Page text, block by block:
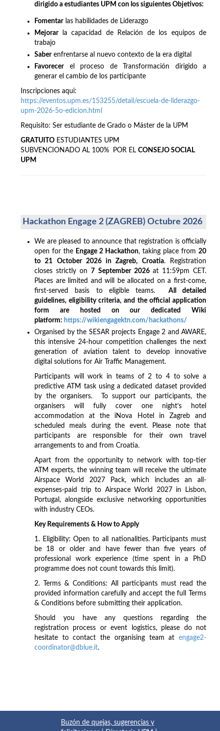
dirigido a estudiantes UPM con los siguientes Objetivos:
Fomentarlas habilidades de Liderazgo
Mejorar
la capacidad de Relación de los equipos de
trabajo
Saberenfrentarse al nuevo contexto de la era digital
Favorecerel proceso de Transformación dirigido a
generar el cambio de los participante
Inscripciones aqui:
https://eventos.upm.es/153255/detail/escuela-de-liderazgo-
upm-2026-5o-edicion.html
Requisito: Ser estudiante de Grado o Máster de la UPM
GRATUITO ESTUDIANTES UPM
SUBVENCIONADO AL 100% POR EL CONSEJO SOCIAL
UPM
Hackathon Engage 2 (ZAGREB) Octubre 2026
We are pleased to announce that registration is officially
open for the Engage 2 Hackathon, taking place from 20
to 21 October 2026 in Zagreb, Croatia. Registration
closes strictly on7 September 2026 at 11:59pm CET.
Places are limited and will be allocated on a first-come,
first-served basis to eligible teams. All detailed
guidelines, eligibility criteria, and the official application
form are hosted on our dedicated Wiki
platform: https://wikiengagektn.com/hackathons/
Organised by the SESAR projects Engage 2 and AWARE,
this intensive 24-hour competition challenges the next
generation of aviation talent to develop innovative
digital solutions for Air Traffic Management.
Participants will work in teams of 2 to 4 to solve a
predictive ATM task using a dedicated dataset provided
by the organisers. To support our participants, the
organisers will fully cover one night’s hotel
accommodation at the iNova Hotel in Zagreb and
scheduled meals during the event. Please note that
participants are responsible for their own travel
arrangements to and from Croatia.
Apart from the opportunity to network with top-tier
ATM experts, the winning team will receive the ultimate
Airspace World 2027 Pack, which includes an all-
expenses-paid trip to Airspace World 2027 in Lisbon,
Portugal, alongside exclusive networking opportunities
with industry CEOs.
Key Requirements & How to Apply
1. Eligibility: Open to all nationalities. Participants must
be 18 or older and have fewer than five years of
professional work experience (time spent in a PhD
programme does not count towards this limit).
2. Terms & Conditions: All participants must read the
provided information carefully and accept the full Terms
& Conditions before submitting their application.
Should you have any questions regarding the
registration process or event logistics, please do not
hesitate to contact the organising team at engage2-
coordinator@dblue.it.
Buzón de quejas, sugerencias y